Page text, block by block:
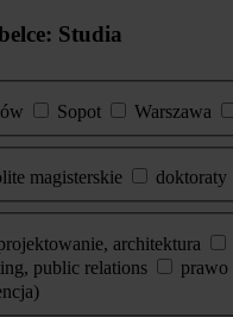
Studia
Sopot Warszawa
magisterskie doktoraty
architektura
public relations prawo